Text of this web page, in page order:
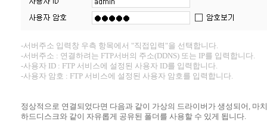
-서버주소 입력창 우측 항목에서 "직접입력"을 선택합니다.
-서버주소 : 연결하려는 FTP서버의 주소(DDNS) 또는 IP를 입력합니다.
-사용자 ID : FTP 서비스에 설정된 사용자 ID를 입력합니다.
-사용자 암호 : FTP 서비스에 설정된 사용자 암호를 입력합니다.
정상적으로 연결되었다면 다음과 같이 가상의 드라이버가 생성되어, 마
하드디스크와 같이 자유롭게 공유된 폴더를 사용할 수 있게 됩니다.